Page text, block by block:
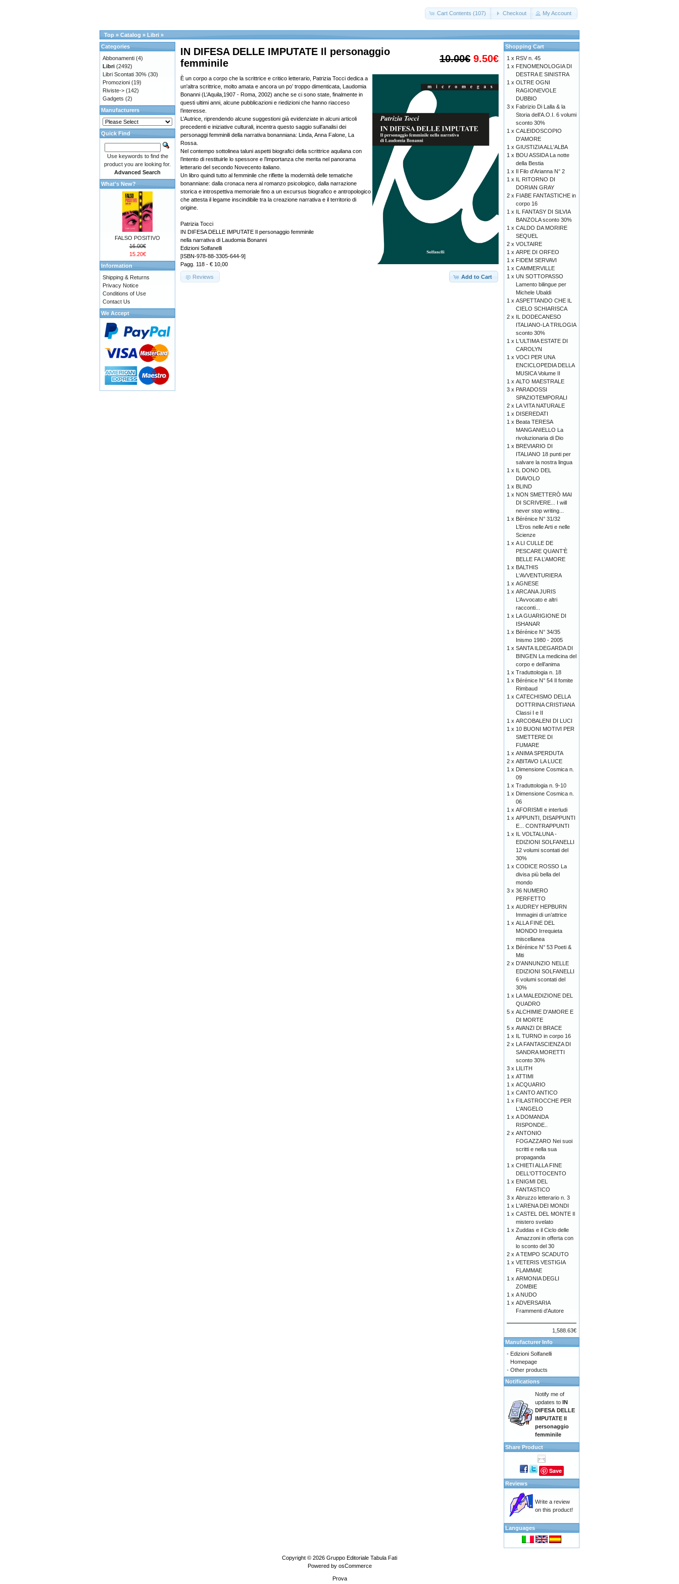
Cart Contents (107) Checkout My Account
Top » Catalog » Libri »
10.00€ 9.50€
IN DIFESA DELLE IMPUTATE Il personaggio
femminile
È un corpo a corpo che la scrittrice e critico letterario, Patrizia Tocci dedica a
un'altra scrittrice, molto amata e ancora un po’ troppo dimenticata, Laudomia
Bonanni (L’Aquila,1907 - Roma, 2002) anche se ci sono state, finalmente in
questi ultimi anni, alcune pubblicazioni e riedizioni che hanno riacceso
l’interesse.
L’Autrice, riprendendo alcune suggestioni già evidenziate in alcuni articoli
precedenti e iniziative culturali, incentra questo saggio sull’analisi dei
personaggi femminili della narrativa bonanniana: Linda, Anna Falone, La
Rossa.
Nel contempo sottolinea taluni aspetti biografici della scrittrice aquilana con
l’intento di restituirle lo spessore e l’importanza che merita nel panorama
letterario del secondo Novecento italiano.
Un libro quindi tutto al femminile che riflette la modernità delle tematiche
bonanniane: dalla cronaca nera al romanzo psicologico, dalla narrazione
storica e introspettiva memoriale fino a un excursus biografico e antropologico
che attesta il legame inscindibile tra la creazione narrativa e il territorio di
origine.
Patrizia Tocci
IN DIFESA DELLE IMPUTATE Il personaggio femminile
nella narrativa di Laudomia Bonanni
Edizioni Solfanelli
[ISBN-978-88-3305-644-9]
Pagg. 118 - € 10,00
Add to Cart
Reviews
Categories
Abbonamenti (4)
Libri (2492)
Libri Scontati 30% (30)
Promozioni (19)
Riviste-> (142)
Gadgets (2)
Manufacturers
Quick Find
Use keywords to find the
product you are looking for.
Advanced Search
What's New?
FALSO POSITIVO
16.00€
15.20€
Information
Shipping & Returns
Privacy Notice
Conditions of Use
Contact Us
We Accept
Shopping Cart
1 x RSV n. 45
1 x FENOMENOLOGIA DI
DESTRA E SINISTRA
1 x OLTRE OGNI
RAGIONEVOLE
DUBBIO
3 x Fabrizio Di Lalla & la
Storia dell’A.O.I. 6 volumi
sconto 30%
1 x CALEIDOSCOPIO
D'AMORE
1 x GIUSTIZIA ALL'ALBA
1 x BOU ASSIDA La notte
della Bestia
1 x Il Filo d'Arianna N° 2
1 x IL RITORNO DI
DORIAN GRAY
2 x FIABE FANTASTICHE in
corpo 16
1 x IL FANTASY DI SILVIA
BANZOLA sconto 30%
1 x CALDO DA MORIRE
SEQUEL
2 x VOLTAIRE
1 x ARPE DI ORFEO
1 x FIDEM SERVAVI
1 x CAMMERVILLE
1 x UN SOTTOPASSO
Lamento bilingue per
Michele Ubaldi
1 x ASPETTANDO CHE IL
CIELO SCHIARISCA
2 x IL DODECANESO
ITALIANO-LA TRILOGIA
sconto 30%
1 x L'ULTIMA ESTATE DI
CAROLYN
1 x VOCI PER UNA
ENCICLOPEDIA DELLA
MUSICA Volume II
1 x ALTO MAESTRALE
3 x PARADOSSI
SPAZIOTEMPORALI
2 x LA VITA NATURALE
1 x DISEREDATI
1 x Beata TERESA
MANGANIELLO La
rivoluzionaria di Dio
1 x BREVIARIO DI
ITALIANO 18 punti per
salvare la nostra lingua
1 x IL DONO DEL
DIAVOLO
1 x BLIND
1 x NON SMETTERÒ MAI
DI SCRIVERE... I will
never stop writing...
1 x Bérénice N° 31/32
L’Eros nelle Arti e nelle
Scienze
1 x A LI CULLE DE
PESCARE QUANT’È
BELLE FA L’AMORE
1 x BALTHIS
L'AVVENTURIERA
1 x AGNESE
1 x ARCANA JURIS
L’Avvocato e altri
racconti...
1 x LA GUARIGIONE DI
ISHANAR
1 x Bérénice N° 34/35
Inismo 1980 - 2005
1 x SANTA ILDEGARDA DI
BINGEN La medicina del
corpo e dell’anima
1 x Traduttologia n. 18
1 x Bérénice N° 54 Il fomite
Rimbaud
1 x CATECHISMO DELLA
DOTTRINA CRISTIANA
Classi I e II
1 x ARCOBALENI DI LUCI
1 x 10 BUONI MOTIVI PER
SMETTERE DI
FUMARE
1 x ANIMA SPERDUTA
2 x ABITAVO LA LUCE
1 x Dimensione Cosmica n.
09
1 x Traduttologia n. 9-10
1 x Dimensione Cosmica n.
06
1 x AFORISMI e interludi
1 x APPUNTI, DISAPPUNTI
E... CONTRAPPUNTI
1 x IL VOLTALUNA -
EDIZIONI SOLFANELLI
12 volumi scontati del
30%
1 x CODICE ROSSO La
divisa più bella del
mondo
3 x 36 NUMERO
PERFETTO
1 x AUDREY HEPBURN
Immagini di un’attrice
1 x ALLA FINE DEL
MONDO Irrequieta
miscellanea
1 x Bérénice N° 53 Poeti &
Miti
2 x D'ANNUNZIO NELLE
EDIZIONI SOLFANELLI
6 volumi scontati del
30%
1 x LA MALEDIZIONE DEL
QUADRO
5 x ALCHIMIE D'AMORE E
DI MORTE
5 x AVANZI DI BRACE
1 x IL TURNO in corpo 16
2 x LA FANTASCIENZA DI
SANDRA MORETTI
sconto 30%
3 x LILITH
1 x ATTIMI
1 x ACQUARIO
1 x CANTO ANTICO
1 x FILASTROCCHE PER
L'ANGELO
1 x A DOMANDA
RISPONDE..
2 x ANTONIO
FOGAZZARO Nei suoi
scritti e nella sua
propaganda
1 x CHIETI ALLA FINE
DELL'OTTOCENTO
1 x ENIGMI DEL
FANTASTICO
3 x Abruzzo letterario n. 3
1 x L'ARENA DEI MONDI
1 x CASTEL DEL MONTE Il
mistero svelato
1 x Zuddas e il Ciclo delle
Amazzoni in offerta con
lo sconto del 30
2 x A TEMPO SCADUTO
1 x VETERIS VESTIGIA
FLAMMAE
1 x ARMONIA DEGLI
ZOMBIE
1 x A NUDO
1 x ADVERSARIA
Frammenti d'Autore
1,588.63€
Manufacturer Info
- Edizioni Solfanelli
Homepage
- Other products
Notifications
Notify me of
updates to IN
DIFESA DELLE
IMPUTATE Il
personaggio
femminile
Share Product
Save
Reviews
Write a review
on this product!
Languages
Copyright © 2026 Gruppo Editoriale Tabula Fati
Powered by osCommerce
Prova